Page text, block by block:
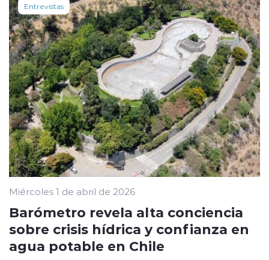
Entrevistas
Miércoles 1 de abril de 2026
Barómetro revela alta conciencia
sobre crisis hídrica y confianza en
agua potable en Chile